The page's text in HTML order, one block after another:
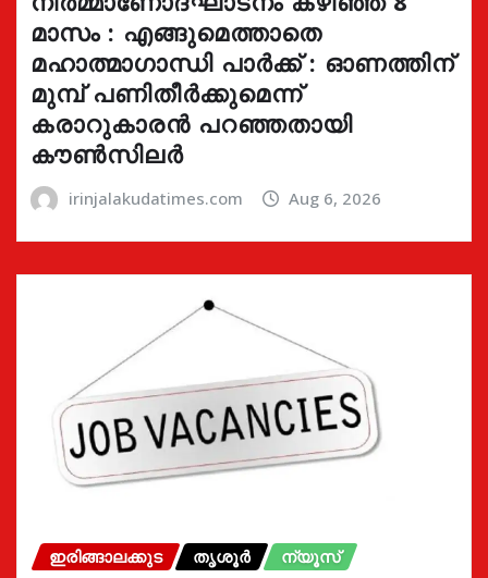
മാസം : എങ്ങുമെത്താതെ
മഹാത്മാഗാന്ധി പാർക്ക് : ഓണത്തിന്
മുമ്പ് പണിതീർക്കുമെന്ന്
കരാറുകാരൻ പറഞ്ഞതായി
കൗൺസിലർ
irinjalakudatimes.com Aug 6, 2026
ഇരിങ്ങാലക്കുട തൃശൂർ ന്യൂസ്